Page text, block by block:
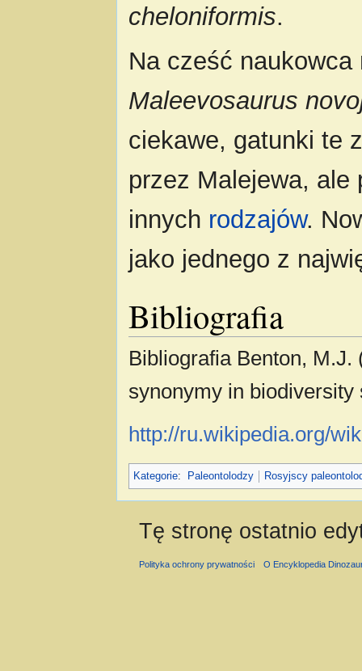
cheloniformis.
Na cześć
Maleevosaurus
ciekawe, gatunki te
przez Malejewa, ale
innych rodzajów.
jako jednego z
Bibliografia
Bibliografia Benton, M.J.
synonymy in biodiversity
http://ru.wikipedia.org/
Kategorie: Paleontolodzy Rosyjscy
Tę stronę ostatnio
Polityka ochrony prywatności O Encyklopedia